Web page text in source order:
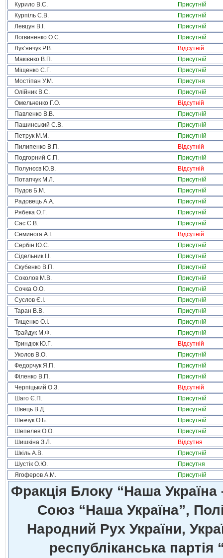
Курило В.С.
Присутній
Курпіль С.В.
Присутній
Левцун В.І.
Присутній
Логвиненко О.С.
Присутній
Лук’янчук Р.В.
Відсутній
Макієнко В.П.
Присутній
Міщенко С.Г.
Присутній
Мостіпан У.М.
Присутня
Олійник В.С.
Присутній
Омельченко Г.О.
Відсутній
Павленко В.В.
Присутній
Пашинський С.В.
Присутній
Петрук М.М.
Присутній
Пилипенко В.П.
Відсутній
Подгорний С.П.
Присутній
Полунєєв Ю.В.
Відсутній
Потапчук М.Л.
Присутній
Пудов Б.М.
Присутній
Радовець А.А.
Присутній
Рябека О.Г.
Присутній
Сас С.В.
Присутній
Семинога А.І.
Відсутній
Сербін Ю.С.
Присутній
Сідельник І.І.
Присутній
Скубенко В.П.
Присутній
Соколов М.В.
Присутній
Сочка О.О.
Присутній
Суслов Є.І.
Присутній
Таран В.В.
Присутній
Тищенко О.І.
Присутній
Трайдук М.Ф.
Присутній
Триндюк Ю.Г.
Відсутній
Уколов В.О.
Присутній
Федорчук Я.П.
Присутній
Філенко В.П.
Присутній
Черпіцький О.З.
Відсутній
Шаго Є.П.
Присутній
Швець В.Д.
Присутній
Шевчук О.Б.
Присутній
Шепелев О.О.
Присутній
Шишкіна З.Л.
Відсутня
Шкіль А.В.
Присутній
Шустік О.Ю.
Присутня
Ягоферов А.М.
Присутній
Фракція Блоку “Наша
Союз “Наша Україна”,
Народний Рух України,
республіканська